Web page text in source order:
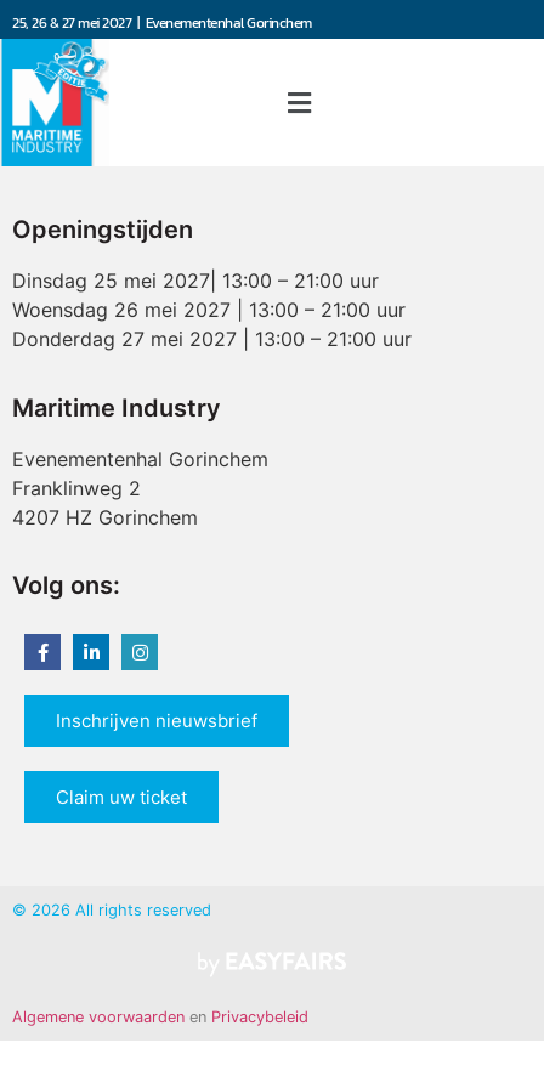
25, 26 & 27 mei 2027 | Evenementenhal Gorinchem
Openingstijden
Dinsdag 25 mei 2027| 13:00 – 21:00 uur
Woensdag 26 mei 2027 | 13:00 – 21:00 uur
Donderdag 27 mei 2027 | 13:00 – 21:00 uur
Maritime Industry
Evenementenhal Gorinchem
Franklinweg 2
4207 HZ Gorinchem
Volg ons:
Inschrijven nieuwsbrief
Claim uw ticket
© 2026 All rights reserved
Algemene voorwaarden en Privacybeleid